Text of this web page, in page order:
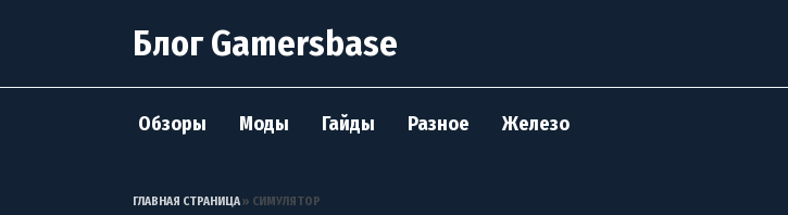
Блог Gamersbase
Обзоры Моды Гайды Разное Железо
ГЛАВНАЯ СТРАНИЦА» СИМУЛЯТОР